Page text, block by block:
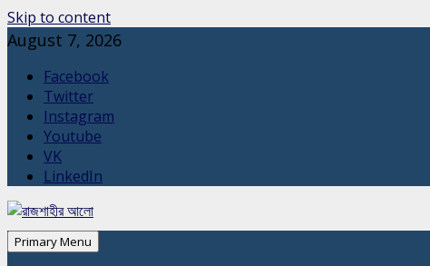
Skip to content
August 7, 2026
Facebook
Twitter
Instagram
Youtube
VK
LinkedIn
Primary Menu